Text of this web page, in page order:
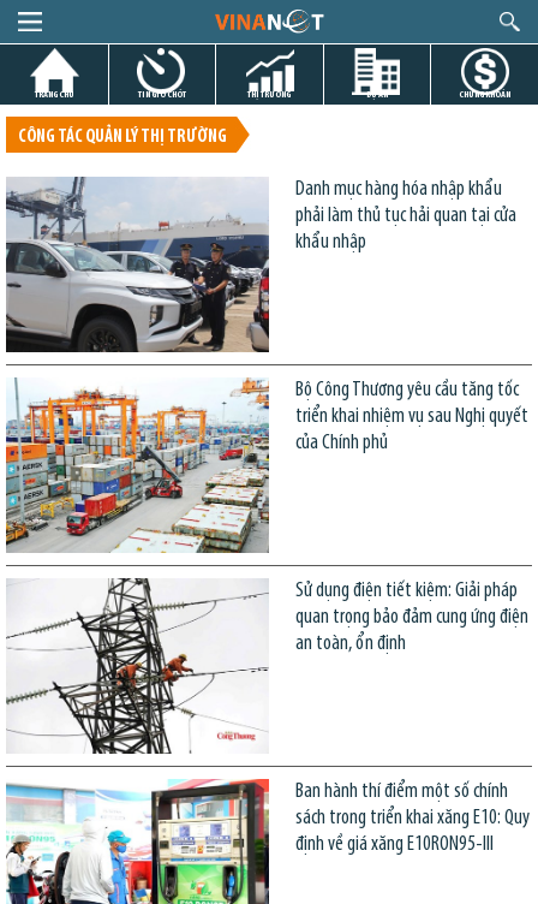
TRANG CHỦ TIN GIỜ CHÓT THỊ TRƯỜNG DỰ ÁN CHỨNG KHOÁN
CÔNG TÁC QUẢN LÝ THỊ TRƯỜNG
Danh mục hàng hóa nhập khẩu
phải làm thủ tục hải quan tại cửa
khẩu nhập
Bộ Công Thương yêu cầu tăng tốc
triển khai nhiệm vụ sau Nghị quyết
của Chính phủ
Sử dụng điện tiết kiệm: Giải pháp
quan trọng bảo đảm cung ứng điện
an toàn, ổn định
Ban hành thí điểm một số chính
sách trong triển khai xăng E10: Quy
định về giá xăng E10RON95-III